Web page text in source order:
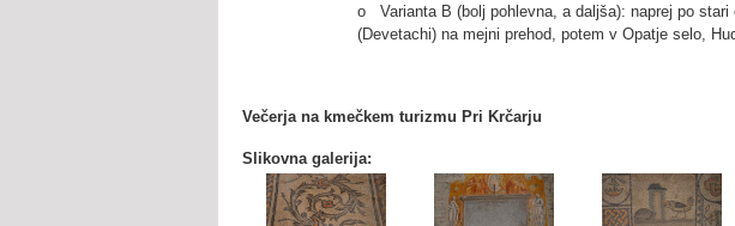
o Varianta B (bolj pohlevna, a daljša): naprej po
(Devetachi) na mejni prehod, potem v Opatje selo,
Večerja na kmečkem turizmu Pri Krčarju
Slikovna galerija: